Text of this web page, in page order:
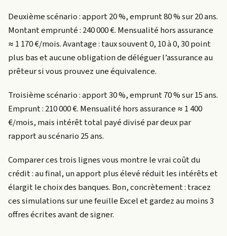
Deuxième scénario : apport 20 %, emprunt 80 % sur 20 ans.
Montant emprunté : 240 000 €. Mensualité hors assurance
≈ 1 170 €/mois. Avantage : taux souvent 0, 10 à 0, 30 point
plus bas et aucune obligation de déléguer l’assurance au
prêteur si vous prouvez une équivalence.
Troisième scénario : apport 30 %, emprunt 70 % sur 15 ans.
Emprunt : 210 000 €. Mensualité hors assurance ≈ 1 400
€/mois, mais intérêt total payé divisé par deux par
rapport au scénario 25 ans.
Comparer ces trois lignes vous montre le vrai coût du
crédit : au final, un apport plus élevé réduit les intérêts et
élargit le choix des banques. Bon, concrètement : tracez
ces simulations sur une feuille Excel et gardez au moins 3
offres écrites avant de signer.